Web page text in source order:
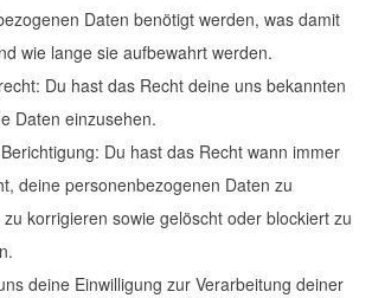
Daten benötigt werden, was damit
wie lange sie aufbewahrt werden.
Du hast das Recht deine uns bekannten
Daten einzusehen.
Du hast das Recht wann immer
deine personenbezogenen Daten zu
korrigieren sowie gelöscht oder blockiert zu
deine Einwilligung zur Verarbeitung deiner